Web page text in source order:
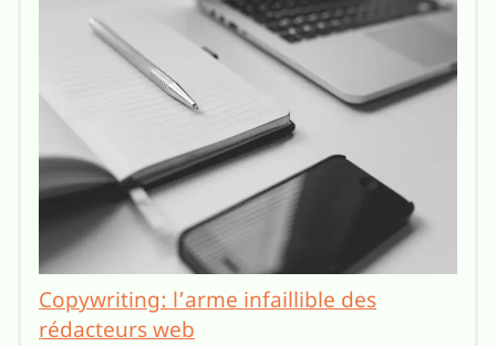
Copywriting: l’arme infaillible des
rédacteurs web